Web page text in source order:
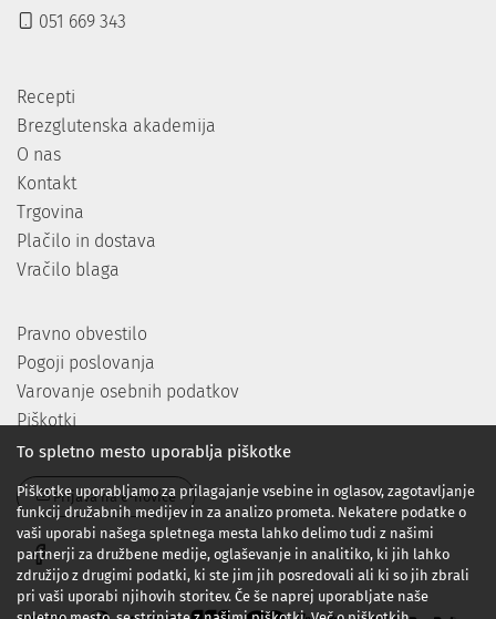
051 669 343
Recepti
Brezglutenska akademija
O nas
Kontakt
Trgovina
Plačilo in dostava
Vračilo blaga
Pravno obvestilo
Pogoji poslovanja
Varovanje osebnih podatkov
Piškotki
Prijava na e-novice
To spletno mesto uporablja piškotke
Piškotke uporabljamo za prilagajanje vsebine in oglasov, zagotavljanje
funkcij družabnih medijev in za analizo prometa. Nekatere podatke o
vaši uporabi našega spletnega mesta lahko delimo tudi z našimi
partnerji za družbene medije, oglaševanje in analitiko, ki jih lahko
združijo z drugimi podatki, ki ste jim jih posredovali ali ki so jih zbrali
pri vaši uporabi njihovih storitev. Če še naprej uporabljate naše